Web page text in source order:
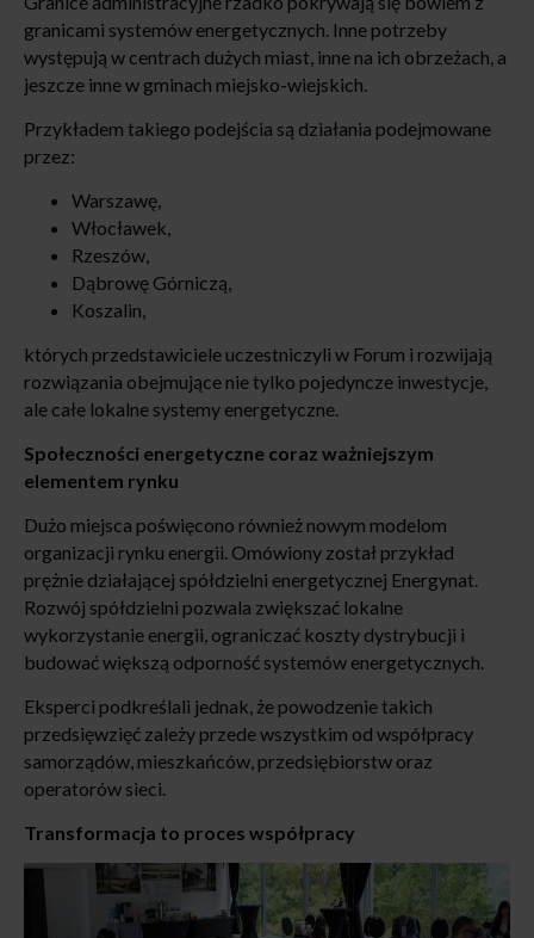
granicami systemów energetycznych. Inne potrzeby
występują w centrach dużych miast, inne na ich obrzeżach, a
jeszcze inne w gminach miejsko-wiejskich.
Przykładem takiego podejścia są działania podejmowane
przez:
Warszawę,
Włocławek,
Rzeszów,
Dąbrowę Górniczą,
Koszalin,
których przedstawiciele uczestniczyli w Forum i rozwijają
rozwiązania obejmujące nie tylko pojedyncze inwestycje,
ale całe lokalne systemy energetyczne.
Społeczności energetyczne coraz ważniejszym
elementem rynku
Dużo miejsca poświęcono również nowym modelom
organizacji rynku energii. Omówiony został przykład
prężnie działającej spółdzielni energetycznej Energynat.
Rozwój spółdzielni pozwala zwiększać lokalne
wykorzystanie energii, ograniczać koszty dystrybucji i
budować większą odporność systemów energetycznych.
Eksperci podkreślali jednak, że powodzenie takich
przedsięwzięć zależy przede wszystkim od współpracy
samorządów, mieszkańców, przedsiębiorstw oraz
operatorów sieci.
Transformacja to proces współpracy